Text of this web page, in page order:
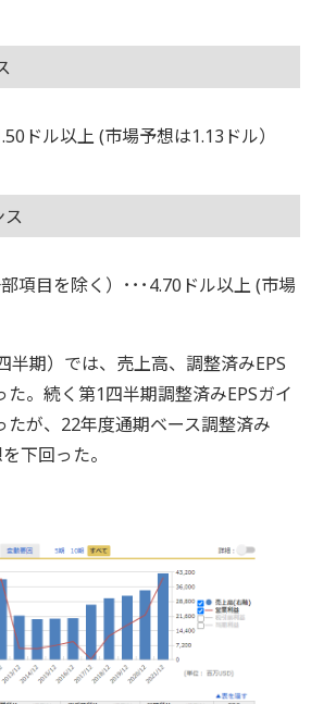
ドル以上 (市場予想は1.13ドル）
ス
項目を除く）･･･4.70ドル以上 (市場
半期）では、売上高、調整済みEPS
。続く第1四半期調整済みEPSガイ
たが、22年度通期ベース調整済み
下回った。